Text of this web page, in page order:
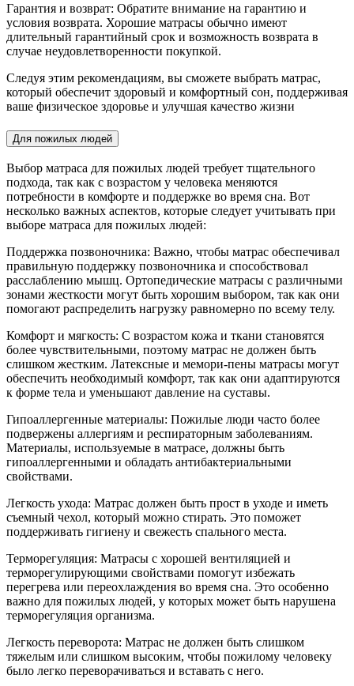
Гарантия и возврат: Обратите внимание на гарантию и
условия возврата. Хорошие матрасы обычно имеют
длительный гарантийный срок и возможность возврата в
случае неудовлетворенности покупкой.
Следуя этим рекомендациям, вы сможете выбрать матрас,
который обеспечит здоровый и комфортный сон, поддерживая
ваше физическое здоровье и улучшая качество жизни
Для пожилых людей
Выбор матраса для пожилых людей требует тщательного
подхода, так как с возрастом у человека меняются
потребности в комфорте и поддержке во время сна. Вот
несколько важных аспектов, которые следует учитывать при
выборе матраса для пожилых людей:
Поддержка позвоночника: Важно, чтобы матрас обеспечивал
правильную поддержку позвоночника и способствовал
расслаблению мышц. Ортопедические матрасы с различными
зонами жесткости могут быть хорошим выбором, так как они
помогают распределить нагрузку равномерно по всему телу.
Комфорт и мягкость: С возрастом кожа и ткани становятся
более чувствительными, поэтому матрас не должен быть
слишком жестким. Латексные и мемори-пены матрасы могут
обеспечить необходимый комфорт, так как они адаптируются
к форме тела и уменьшают давление на суставы.
Гипоаллергенные материалы: Пожилые люди часто более
подвержены аллергиям и респираторным заболеваниям.
Материалы, используемые в матрасе, должны быть
гипоаллергенными и обладать антибактериальными
свойствами.
Легкость ухода: Матрас должен быть прост в уходе и иметь
съемный чехол, который можно стирать. Это поможет
поддерживать гигиену и свежесть спального места.
Терморегуляция: Матрасы с хорошей вентиляцией и
терморегулирующими свойствами помогут избежать
перегрева или переохлаждения во время сна. Это особенно
важно для пожилых людей, у которых может быть нарушена
терморегуляция организма.
Легкость переворота: Матрас не должен быть слишком
тяжелым или слишком высоким, чтобы пожилому человеку
было легко переворачиваться и вставать с него.